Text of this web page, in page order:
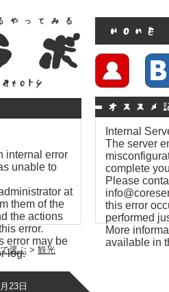
internal error
unable to
at
them of the
the actions
error.
error may be
log.
Internal
The server
complete
Please
this error
performed
More
available in
選ぶ > 観光
23日